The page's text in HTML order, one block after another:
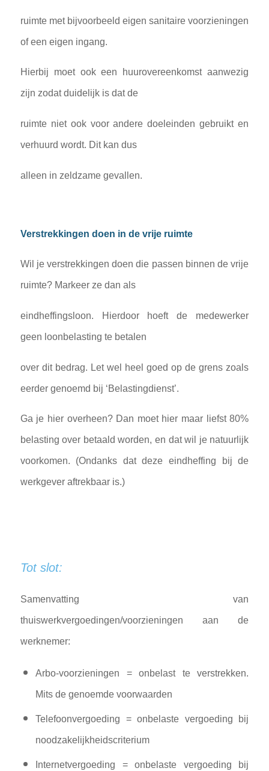
ruimte met bijvoorbeeld eigen sanitaire voorzieningen
of een eigen ingang.
Hierbij moet ook een huurovereenkomst aanwezig
zijn zodat duidelijk is dat de
ruimte niet ook voor andere doeleinden gebruikt en
verhuurd wordt. Dit kan dus
alleen in zeldzame gevallen.
Verstrekkingen doen in de vrije ruimte
Wil je verstrekkingen doen die passen binnen de vrije
ruimte? Markeer ze dan als
eindheffingsloon. Hierdoor hoeft de medewerker
geen loonbelasting te betalen
over dit bedrag. Let wel heel goed op de grens zoals
eerder genoemd bij ‘Belastingdienst’.
Ga je hier overheen? Dan moet hier maar liefst 80%
belasting over betaald worden, en dat wil je natuurlijk
voorkomen. (Ondanks dat deze eindheffing bij de
werkgever aftrekbaar is.)
Tot slot:
Samenvatting van
thuiswerkvergoedingen/voorzieningen aan de
werknemer:
Arbo-voorzieningen = onbelast te verstrekken.
Mits de genoemde voorwaarden
Telefoonvergoeding = onbelaste vergoeding bij
noodzakelijkheidscriterium
Internetvergoeding = onbelaste vergoeding bij